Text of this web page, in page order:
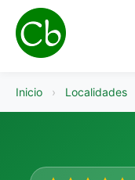
Inicio › Localidades